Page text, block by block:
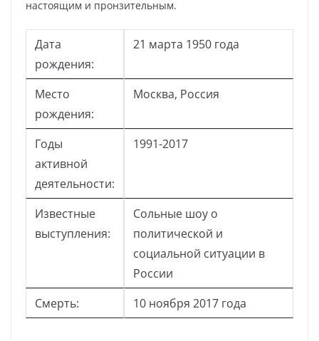
настоящим и пронзительным.
Дата
рождения:
21 марта 1950 года
Место
рождения:
Москва, Россия
Годы
активной
деятельности:
1991-2017
Известные
выступления:
Сольные шоу о
политической и
социальной ситуации в
России
Смерть:
10 ноября 2017 года